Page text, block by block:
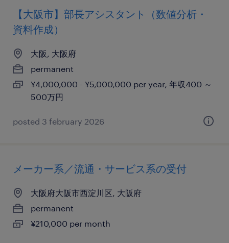
【大阪市】部長アシスタント（数値分析・
資料作成）
大阪, 大阪府
permanent
¥4,000,000 - ¥5,000,000 per year, 年収400 ～
500万円
posted 3 february 2026
メーカー系／流通・サービス系の受付
大阪府大阪市西淀川区, 大阪府
permanent
¥210,000 per month